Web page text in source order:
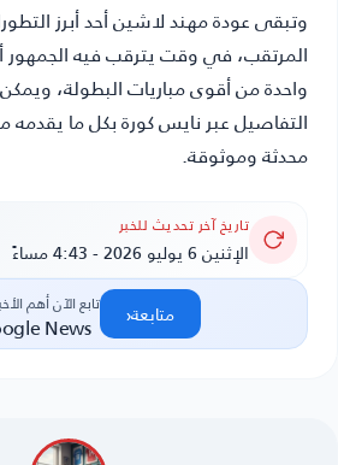
وتبقى عودة مهند لاشين أحد أبرز
المرتقب، في وقت يترقب فيه الجمهور
واحدة من أقوى مباريات البطولة،
التفاصيل عبر نايس كورة بكل ما
محدثة وموثوقة.
تاريخ آخر تحديث للخبر
الإثنين 6 يوليو 2026 - 4:43 مساءً
تابع الآن أهم
News متابعة‹